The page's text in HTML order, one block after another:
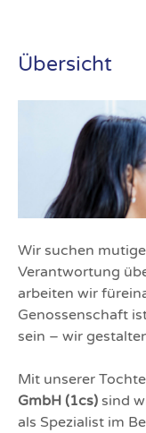
Übersicht
Wir suchen
Verantwortung
arbeiten wir
Genossenschaft
sein – wir
Mit unserer
GmbH (1cs) sind
als Spezialist im